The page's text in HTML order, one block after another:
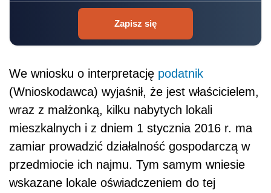
Zapisz się
We wniosku o interpretację podatnik
(Wnioskodawca) wyjaśnił, że jest właścicielem,
wraz z małżonką, kilku nabytych lokali
mieszkalnych i z dniem 1 stycznia 2016 r. ma
zamiar prowadzić działalność gospodarczą w
przedmiocie ich najmu. Tym samym wniesie
wskazane lokale oświadczeniem do tej